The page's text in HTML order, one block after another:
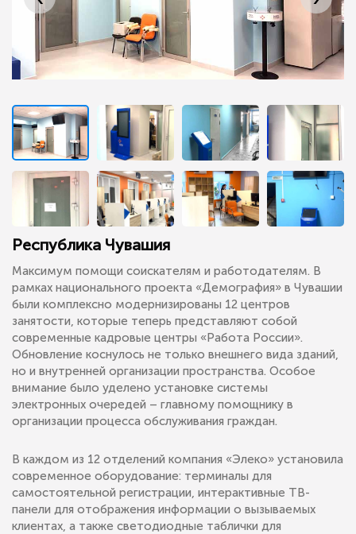
Республика Чувашия
Максимум помощи соискателям и работодателям. В
рамках национального проекта «Демография» в Чувашии
были комплексно модернизированы 12 центров
занятости, которые теперь представляют собой
современные кадровые центры «Работа России».
Обновление коснулось не только внешнего вида зданий,
но и внутренней организации пространства. Особое
внимание было уделено установке системы
электронных очередей – главному помощнику в
организации процесса обслуживания граждан.
В каждом из 12 отделений компания «Элеко» установила
современное оборудование: терминалы для
самостоятельной регистрации, интерактивные ТВ-
панели для отображения информации о вызываемых
клиентах, а также светодиодные таблички для